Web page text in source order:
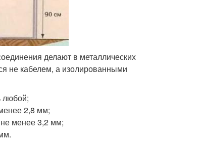
делают в металлических
не кабелем, а изолированными
любой;
2,8 мм;
менее 3,2 мм;